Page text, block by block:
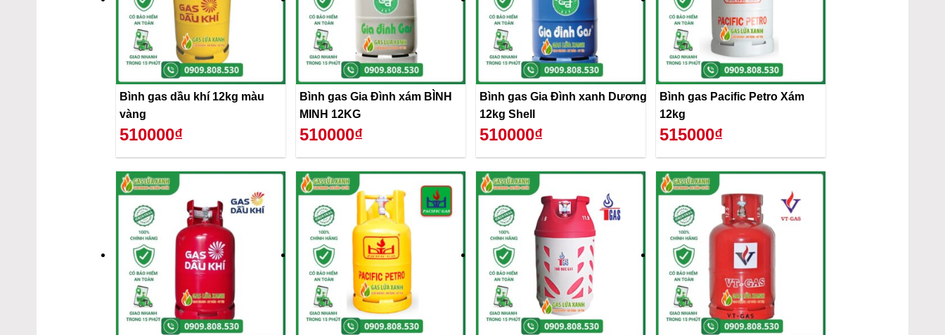
Bình gas dầu khí 12kg màu
vàng
510000₫
Bình gas Gia Đình xám BÌNH
MINH 12KG
510000₫
Bình gas Gia Đình xanh Dương
12kg Shell
510000₫
Bình gas Pacific Petro Xám
12kg
515000₫